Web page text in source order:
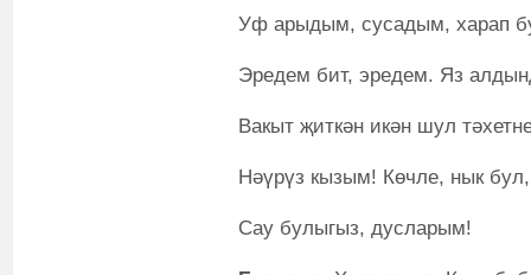
Уф арыдым, сусадым, харап
Эредем бит, эредем. Яз
Вакыт җиткән икән шул
Нәүрүз кызым! Көчле, нык
Сау булыгыз, дусларым!